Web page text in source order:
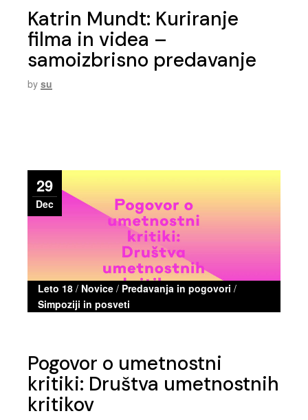
Katrin Mundt: Kuriranje
filma in videa –
samoizbrisno predavanje
by su
29
Dec
Leto 18 / Novice / Predavanja in pogovori /
Simpoziji in posveti
Pogovor o umetnostni
kritiki: Društva umetnostnih
kritikov